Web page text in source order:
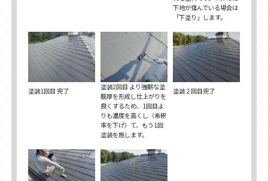
下地が傷んでいる場合は
「下塗り」します。
塗装1回目 完了
塗装2回目 より強靭な塗
膜厚を形成し仕上がりを
良くするため、1回目よ
りも濃度を高くし（希釈
率を下げ）て、もう1回
塗装を施します。
塗装２回目完了